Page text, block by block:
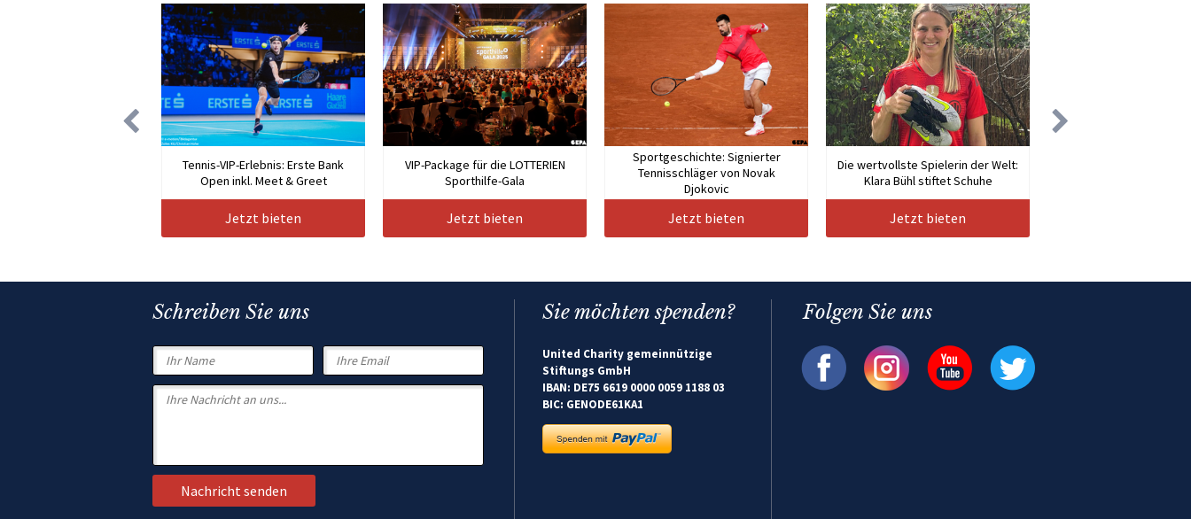
Tennis-VIP-Erlebnis: Erste Bank
Open inkl. Meet & Greet
Jetzt bieten
VIP-Package für die LOTTERIEN
Sporthilfe-Gala
Jetzt bieten
Sportgeschichte: Signierter
Tennisschläger von Novak
Djokovic
Jetzt bieten
Die wertvollste Spielerin der Welt:
Klara Bühl stiftet Schuhe
Jetzt bieten
Schreiben Sie uns Sie möchten spenden?
United Charity gemeinnützige
Stiftungs GmbH
IBAN: DE75 6619 0000 0059 1188 03
BIC: GENODE61KA1
Folgen Sie uns